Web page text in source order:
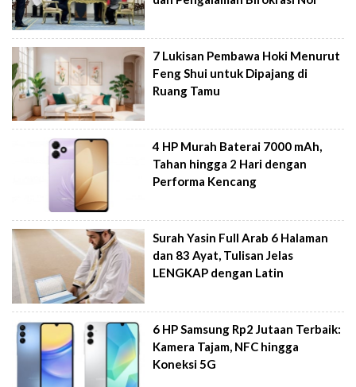
7 Lukisan Pembawa Hoki Menurut
Feng Shui untuk Dipajang di
Ruang Tamu
4 HP Murah Baterai 7000 mAh,
Tahan hingga 2 Hari dengan
Performa Kencang
Surah Yasin Full Arab 6 Halaman
dan 83 Ayat, Tulisan Jelas
LENGKAP dengan Latin
6 HP Samsung Rp2 Jutaan Terbaik:
Kamera Tajam, NFC hingga
Koneksi 5G